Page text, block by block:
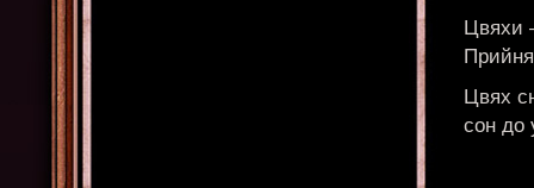
Цвяхи
Цвях
сон до